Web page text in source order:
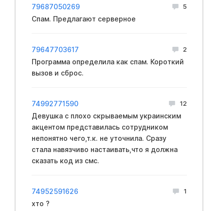
79687050269 5
Спам. Предлагают серверное
79647703617 2
Программа определила как спам. Короткий
вызов и сброс.
74992771590 12
Девушка с плохо скрываемым yкpaинским
акцентом представилась сотрудником
непонятно чего,т.к. не уточнила. Сразу
стала навязчиво настаивать,что я должна
сказать код из смс.
74952591626 1
хто ?